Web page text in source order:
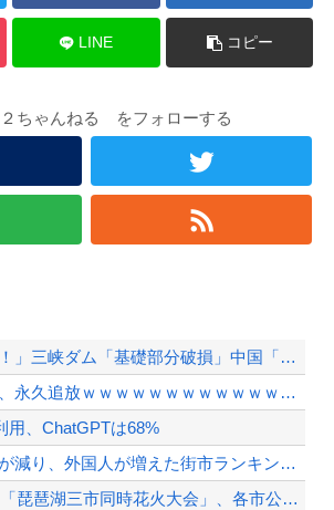
LINE コピー
ちゃんねる をフォローする
中国「大豪雨！」三峡ダム「基礎部分破損」中国「全力放流！」台風13号「中国上陸予測」...
【悲報】粗品、永久追放ｗｗｗｗｗｗｗｗｗｗｗｗｗｗｗ（証拠あり）
用、ChatGPTは68%
最新の日本人が減り、外国人が増えた街市ランキングをご覧下さい→5位川口市、4位京都市...
【8/22開催】 「琵琶湖三市同時花火大会」、各市公式「そんな花火大会は存在しない」...